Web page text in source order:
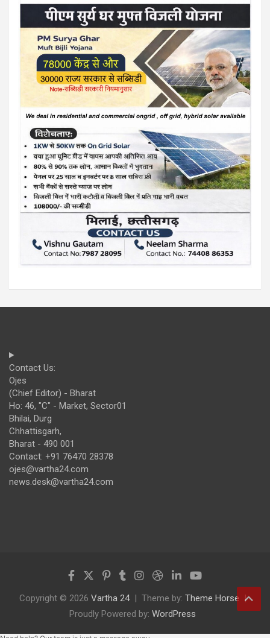
Contact Us:
Ojes
(Chief Editor) - Bharat
Ho: 46, "C" - Market, Sector01
Bhilai, Durg
Chhattisgarh,
Bharat - 490 001
Contact: +91 76470 28378
ojes@vartha24.com
news.desk@vartha24.com
Copyright © 2026 Vartha 24 Theme by: Theme Horse
Proudly Powered by: WordPress